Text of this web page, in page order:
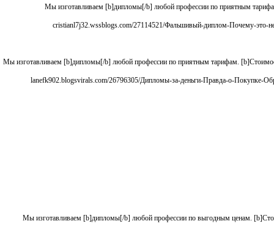
Мы изготавливаем [b]дипломы[/b] любой профессии по приятным
Мы изготавливаем [b]дипломы[/b] любой профессии по приятным тарифам.
[url=http://lanefk902.blogsvirals.com/26796305/Дипломы-за-деньги-Правда-о-Покупке-Образования-купить-диплом/]lanefk902.blogsvirals.com/26796305/Дипломы-за-
Мы изготавливаем [b]дипломы[/b] любой профессии по выгодным ценам.